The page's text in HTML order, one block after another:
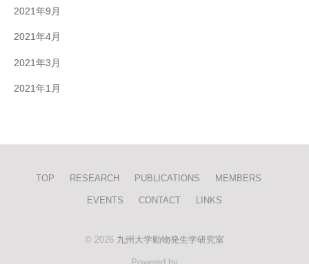
2021年9月
2021年4月
2021年3月
2021年1月
TOP RESEARCH PUBLICATIONS MEMBERS
EVENTS CONTACT LINKS
© 2026 九州大学動物発生学研究室